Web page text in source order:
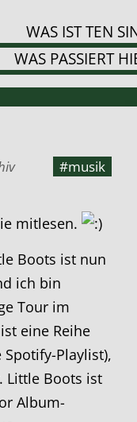
WAS IST TEN
WAS PASSIERT
#musik
mitlesen.
Boots ist nun
ich bin
Tour im
eine Reihe
Playlist),
Little Boots ist
Album-